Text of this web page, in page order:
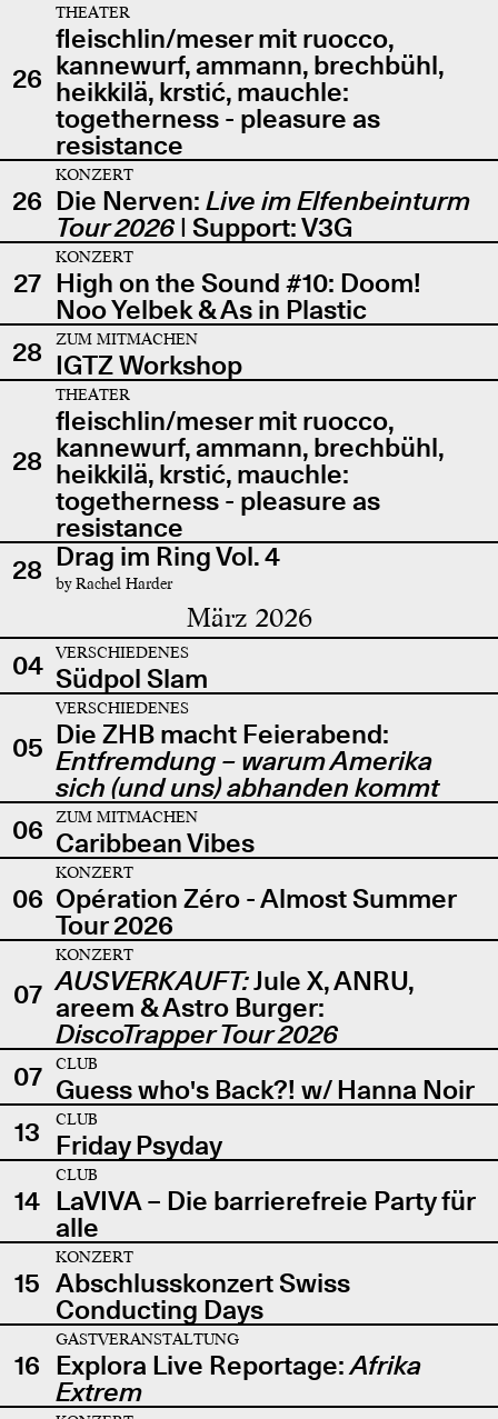
26
THEATER
fleischlin/meser mit ruocco,
kannewurf, ammann, brechbühl,
heikkilä, krstić, mauchle:
togetherness - pleasure as
resistance
26
KONZERT
Die Nerven: Live im Elfenbeinturm
Tour 2026| Support: V3G
27
KONZERT
High on the Sound #10: Doom!
Noo Yelbek & As in Plastic
28
ZUM MITMACHEN
IGTZ Workshop
28
THEATER
fleischlin/meser mit ruocco,
kannewurf, ammann, brechbühl,
heikkilä, krstić, mauchle:
togetherness - pleasure as
resistance
28 Drag im Ring Vol. 4
by Rachel Harder
März 2026
04 VERSCHIEDENES
Südpol Slam
05
VERSCHIEDENES
Die ZHB macht Feierabend:
Entfremdung – warum Amerika
sich (und uns) abhanden kommt
06
ZUM MITMACHEN
Caribbean Vibes
06
KONZERT
Opération Zéro - Almost Summer
Tour 2026
07
KONZERT
AUSVERKAUFT:Jule X, ANRU,
areem & Astro Burger:
DiscoTrapper Tour 2026
07
CLUB
Guess who's Back?! w/ Hanna Noir
13
CLUB
Friday Psyday
14
CLUB
LaVIVA – Die barrierefreie Party für
alle
15
KONZERT
Abschlusskonzert Swiss
Conducting Days
16
GASTVERANSTALTUNG
Explora Live Reportage:Afrika
Extrem